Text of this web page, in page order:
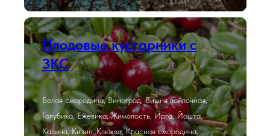
Плодовые кустарники с
ЗКС
Белая смородина, Виноград, Вишня войлочная,
Голубика, Ежевика, Жимолость, Ирга, Йошта,
Калина, Кизил, Клюква, Красная смородина,